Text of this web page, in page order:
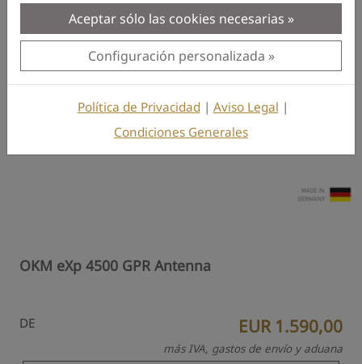
OKM eXp 4500 GPR Antenna
DE EUR 1.590,00
más IVA, gastos de envío y aduana
Aceptar sólo las cookies necesarias
Configuración personalizada
Política de Privacidad | Aviso Legal |
Condiciones Generales